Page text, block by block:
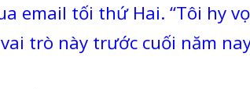
email tối thứ Hai. “Tôi hy
trò này trước cuối năm